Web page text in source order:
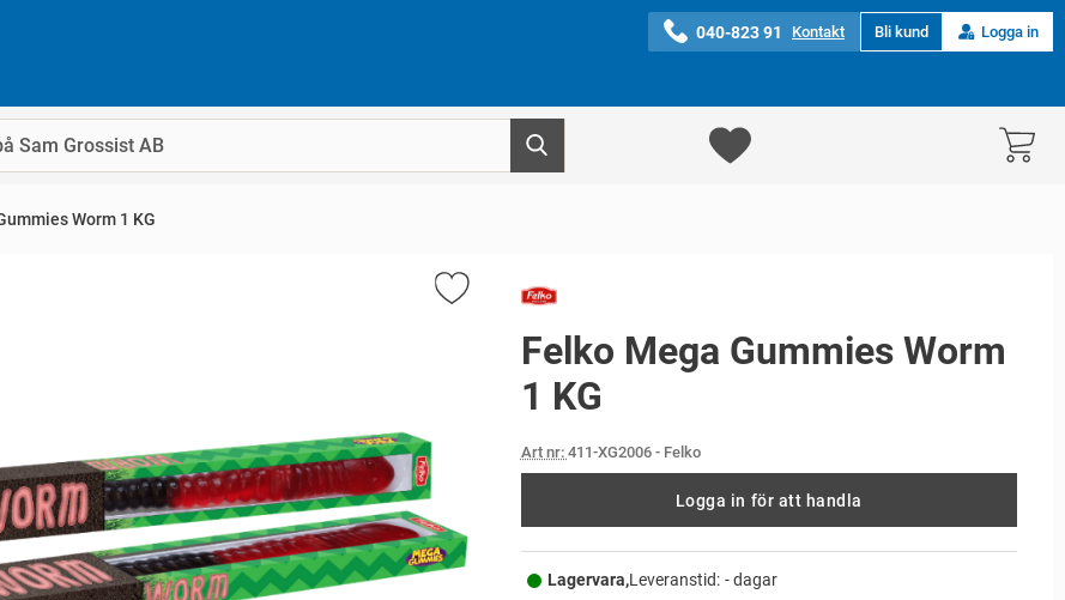
040-823 91 Kontakt Bli kund Logga in
Worm 1 KG
Felko Mega Gummies Worm
1 KG
Art nr: 411-XG2006- Felko
Logga in för att handla
Lagervara,Leveranstid: - dagar